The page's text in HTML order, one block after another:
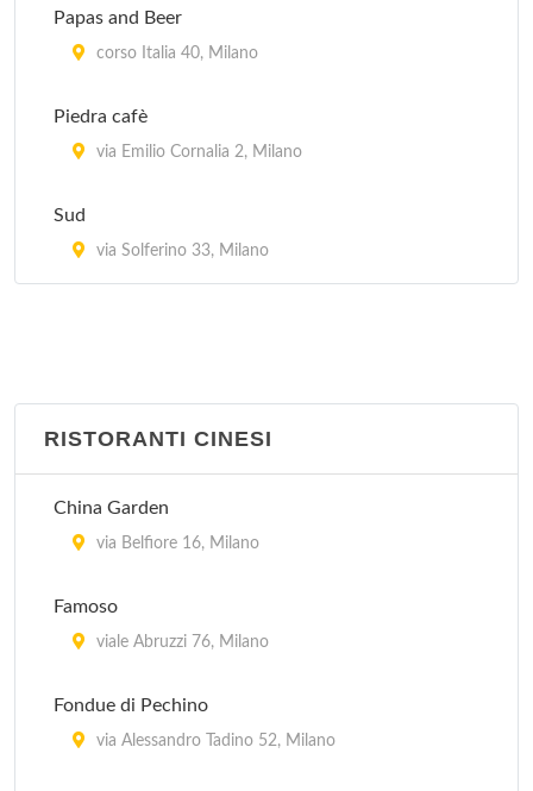
Papas and Beer
corso Italia 40, Milano
Piedra cafè
via Emilio Cornalia 2, Milano
Sud
via Solferino 33, Milano
RISTORANTI CINESI
China Garden
via Belfiore 16, Milano
Famoso
viale Abruzzi 76, Milano
Fondue di Pechino
via Alessandro Tadino 52, Milano